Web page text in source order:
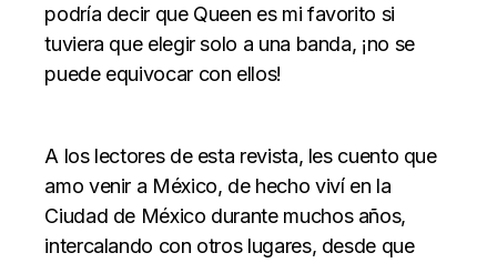
podría decir que Queen es mi favorito si
tuviera que elegir solo a una banda, ¡no se
puede equivocar con ellos!
A los lectores de esta revista, les cuento que
amo venir a México, de hecho viví en la
Ciudad de México durante muchos años,
intercalando con otros lugares, desde que